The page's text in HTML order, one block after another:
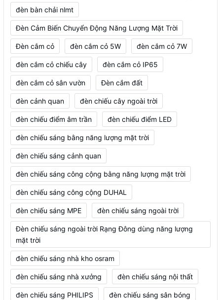
đèn bàn chải nlmt
Đèn Cảm Biến Chuyển Động Năng Lượng Mặt Trời
Đèn cắm cỏ đèn cắm cỏ 5W đèn cắm cỏ 7W
đèn cắm cỏ chiếu cây đèn cắm cỏ IP65
đèn cắm cỏ sân vườn Đèn cắm đất
đèn cảnh quan đèn chiếu cây ngoài trời
đèn chiếu điểm âm trần đèn chiếu điểm LED
đèn chiếu sáng bằng năng lượng mặt trời
đèn chiếu sáng cảnh quan
đèn chiếu sáng công cộng bằng năng lượng mặt trời
đèn chiếu sáng công cộng DUHAL
đèn chiếu sáng MPE đèn chiếu sáng ngoài trời
Đèn chiếu sáng ngoài trời Rạng Đông dùng năng lượng
mặt trời
đèn chiếu sáng nhà kho osram
đèn chiếu sáng nhà xưởng đèn chiếu sáng nội thất
đèn chiếu sáng PHILIPS đèn chiếu sáng sân bóng